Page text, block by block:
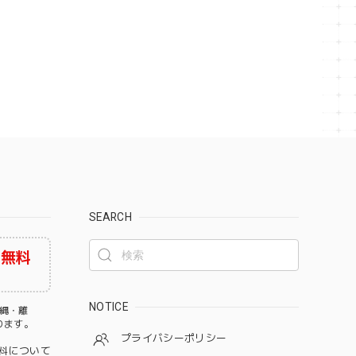
料
・離
す。
について
SEARCH
NOTICE
プライバシーポリシー